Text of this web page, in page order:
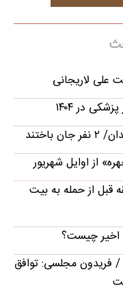
علی لاریجانی
از اوایل شهریور
ورود هواگردها ٣٠ دقیقه قبل از حمله به بیت
اخیر چیست؟
/ فریدون مجلسی: توافق